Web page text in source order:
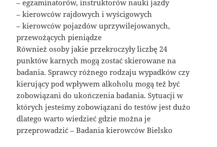
– egzaminatorów, instruktorów nauki jazdy
– kierowców rajdowych i wyścigowych
– kierowców pojazdów uprzywilejowanych,
przewożących pieniądze
Również osoby jakie przekroczyły liczbę 24
punktów karnych mogą zostać skierowane na
badania. Sprawcy różnego rodzaju wypadków czy
kierujący pod wpływem alkoholu mogą też być
zobowiązani do ukończenia badania. Sytuacji w
których jesteśmy zobowiązani do testów jest dużo
dlatego warto wiedzieć gdzie można je
przeprowadzić – Badania kierowców Bielsko